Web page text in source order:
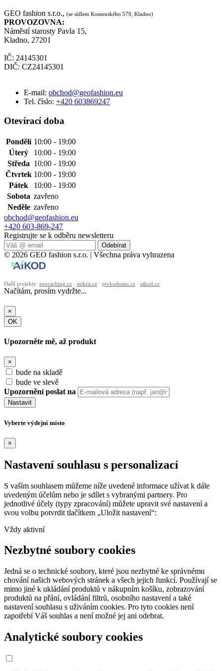
GEO fashion s.r.o., (se sídlem Komenského 579, Kladno)
PROVOZOVNA:
Náměstí starosty Pavla 15,
Kladno, 27201
IČ: 24145301
DIČ: CZ24145301
E-mail: obchod@geofashion.eu
Tel. číslo: +420 603869247
Otevírací doba
Pondělí 10:00 - 19:00
Úterý
10:00 - 19:00
Středa 10:00 - 19:00
Čtvrtek 10:00 - 19:00
Pátek
10:00 - 19:00
Sobota zavřeno
Neděle zavřeno
obchod@geofashion.eu
+420 603-869-247
Registrujte se k odběru newsletteru
Odebírat
© 2026 GEO fashion s.r.o. | Všechna práva vyhrazena
Další projekty: geocaching.cz · mikisi.cz · pivkodomu.cz · aikod.cz
Načítám, prosím vydržte...
×
OK
Upozorněte mě, až produkt
×
bude na skladě
bude ve slevě
Upozornění poslat na
Nastavit
Vyberte výdejní místo
×
Nastavení souhlasu s personalizací
S vaším souhlasem můžeme níže uvedené informace užívat k dále
uvedeným účelům nebo je sdílet s vybranými partnery. Pro
jednotlivé účely (typy zpracování) můžete upravit své nastavení a
svou volbu potvrdit tlačítkem „Uložit nastavení“:
Vždy aktivní
Nezbytné soubory cookies
Jedná se o technické soubory, které jsou nezbytné ke správnému
chování našich webových stránek a všech jejich funkcí. Používají se
mimo jiné k ukládání produktů v nákupním košíku, zobrazování
produktů na přání, ovládání filtrů, osobního nastavení a také
nastavení souhlasu s uživáním cookies. Pro tyto cookies není
zapotřebí Váš souhlas a není možné jej ani odebrat.
Analytické soubory cookies